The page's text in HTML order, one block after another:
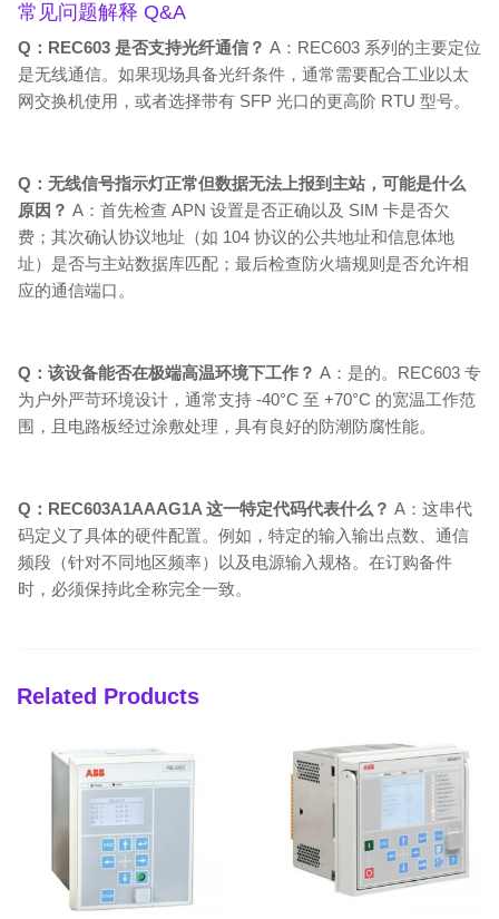
常见问题解释 Q&A
Q：REC603 是否支持光纤通信？ A：REC603 系列的主要定位
是无线通信。如果现场具备光纤条件，通常需要配合工业以太
网交换机使用，或者选择带有 SFP 光口的更高阶 RTU 型号。
Q：无线信号指示灯正常但数据无法上报到主站，可能是什么
原因？ A：首先检查 APN 设置是否正确以及 SIM 卡是否欠
费；其次确认协议地址（如 104 协议的公共地址和信息体地
址）是否与主站数据库匹配；最后检查防火墙规则是否允许相
应的通信端口。
Q：该设备能否在极端高温环境下工作？ A：是的。REC603 专
为户外严苛环境设计，通常支持 -40°C 至 +70°C 的宽温工作范
围，且电路板经过涂敷处理，具有良好的防潮防腐性能。
Q：REC603A1AAAG1A 这一特定代码代表什么？ A：这串代
码定义了具体的硬件配置。例如，特定的输入输出点数、通信
频段（针对不同地区频率）以及电源输入规格。在订购备件
时，必须保持此全称完全一致。
Related Products